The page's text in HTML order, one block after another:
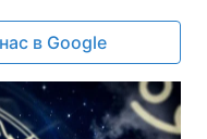
в Google